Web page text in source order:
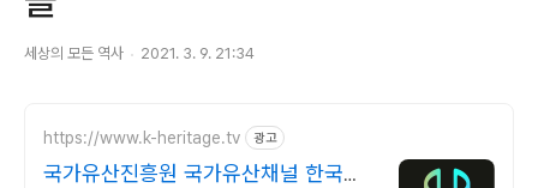
세상의 모든 역사 2021. 3. 9. 21:34
https://www.k-heritage.tv 광고
국가유산진흥원 국가유산채널 한국의